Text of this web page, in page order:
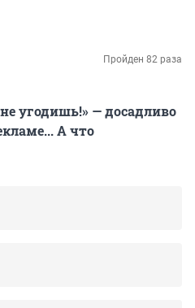
Пройден 82 раза
угодишь!» — досадливо
А что